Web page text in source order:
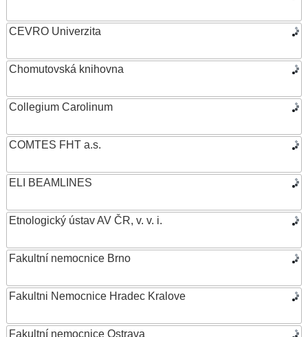
CEVRO Univerzita
Chomutovská knihovna
Collegium Carolinum
COMTES FHT a.s.
ELI BEAMLINES
Etnologický ústav AV ČR, v. v. i.
Fakultní nemocnice Brno
Fakultni Nemocnice Hradec Kralove
Fakultní nemocnice Ostrava